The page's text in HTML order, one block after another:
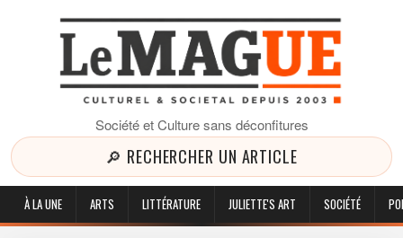
Société et Culture sans déconfitures
🔎 RECHERCHER UN ARTICLE
À LA UNE ARTS LITTÉRATURE JULIETTE'S ART SOCIÉTÉ